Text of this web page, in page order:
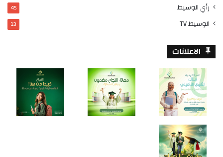
رأي الوسيط 45
الوسيط TV 13
الاعلانات